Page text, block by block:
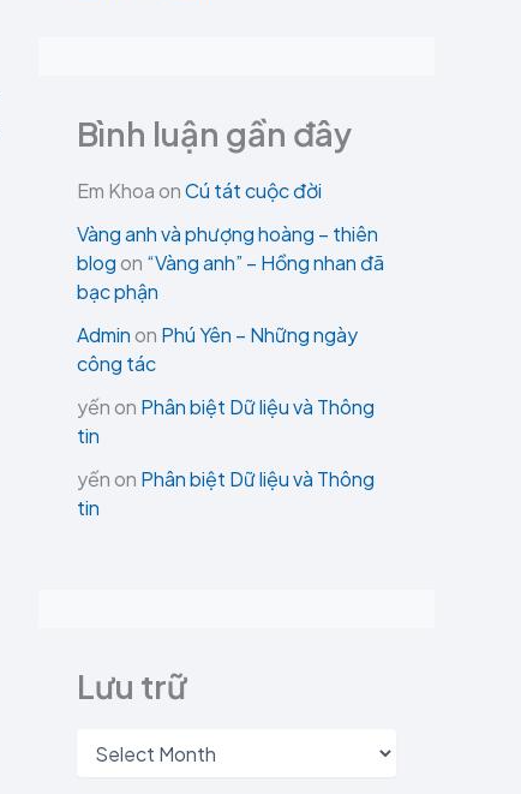
Bình luận gần đây
Em KhoaonCú tát cuộc đời
Vàng anh và phượng hoàng – thiên
blogon “Vàng anh” – Hồng nhan đã
bạc phận
Adminon Phú Yên – Những ngày
công tác
yếnon Phân biệt Dữ liệu và Thông
tin
yếnon Phân biệt Dữ liệu và Thông
tin
Lưu trữ